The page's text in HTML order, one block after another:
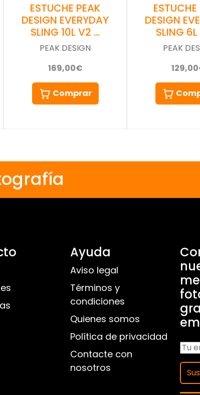
ESTUCHE PEAK
DESIGN EVERYDAY
SLING 10L V2 …
PEAK DESIGN
169,00€
Comprar
ESTUCHE
DESIGN
SLING
PEAK
Ayuda
Aviso legal
Términos y
condiciones
Quienes somos
Política de privacidad
Contacte con
nosotros